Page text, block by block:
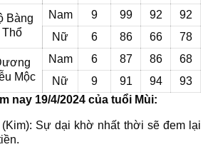
Bàng
Thổ
Nam 9 99 92
92
Nữ
6 86 66 78
Mộc
Nam 6 87 86
68
Nữ
9 91 94
93
nay 19/4/2024 của tuổi Mùi:
Sự dại khờ nhất thời sẽ đem lại